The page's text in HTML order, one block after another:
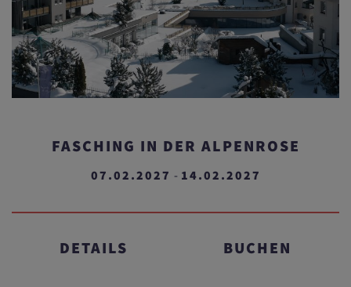
FASCHING IN DER ALPENROSE
07.02.2027 - 14.02.2027
DETAILS BUCHEN